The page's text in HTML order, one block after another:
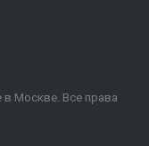
в Москве. Все права